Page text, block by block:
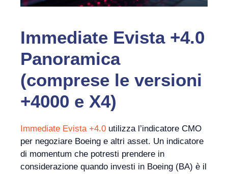
Immediate Evista +4.0
Panoramica
(comprese le versioni
+4000 e X4)
Immediate Evista +4.0 utilizza l’indicatore CMO
per negoziare Boeing e altri asset. Un indicatore
di momentum che potresti prendere in
considerazione quando investi in Boeing (BA) è il